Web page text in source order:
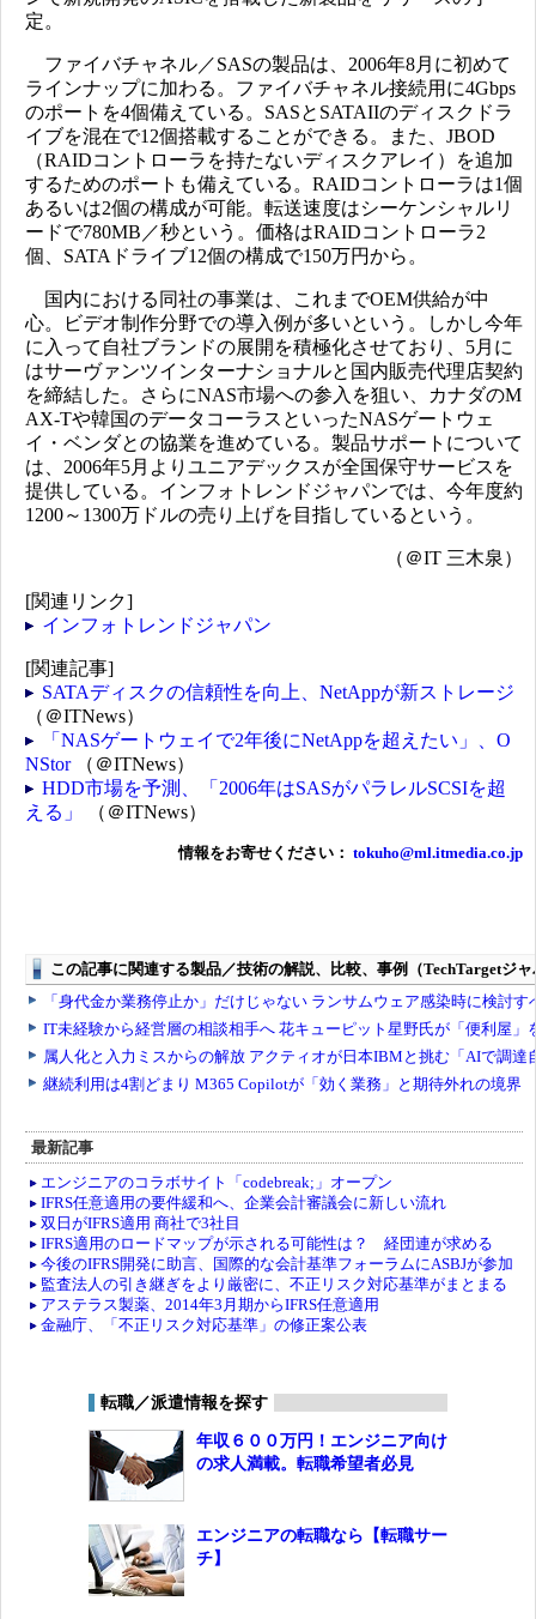
定。
ファイバチャネル／SASの製品は、2006年8月に初めて
ラインナップに加わる。ファイバチャネル接続用に4Gbps
のポートを4個備えている。SASとSATAIIのディスクドラ
イブを混在で12個搭載することができる。また、JBOD
（RAIDコントローラを持たないディスクアレイ）を追加
するためのポートも備えている。RAIDコントローラは1個
あるいは2個の構成が可能。転送速度はシーケンシャルリ
ードで780MB／秒という。価格はRAIDコントローラ2
個、SATAドライブ12個の構成で150万円から。
国内における同社の事業は、これまでOEM供給が中
心。ビデオ制作分野での導入例が多いという。しかし今年
に入って自社ブランドの展開を積極化させており、5月に
はサーヴァンツインターナショナルと国内販売代理店契約
を締結した。さらにNAS市場への参入を狙い、カナダのM
AX-Tや韓国のデータコーラスといったNASゲートウェ
イ・ベンダとの協業を進めている。製品サポートについて
は、2006年5月よりユニアデックスが全国保守サービスを
提供している。インフォトレンドジャパンでは、今年度約
1200～1300万ドルの売り上げを目指しているという。
（＠IT 三木泉）
[関連リンク]
インフォトレンドジャパン
[関連記事]
SATAディスクの信頼性を向上、NetAppが新ストレージ
（＠ITNews）
「NASゲートウェイで2年後にNetAppを超えたい」、O
NStor（＠ITNews）
HDD市場を予測、「2006年はSASがパラレルSCSIを超
える」
（＠ITNews）
情報をお寄せください： tokuho@ml.itmedia.co.jp
最新記事
エンジニアのコラボサイト「codebreak;」オープン
IFRS任意適用の要件緩和へ、企業会計審議会に新しい流れ
双日がIFRS適用 商社で3社目
IFRS適用のロードマップが示される可能性は？ 経団連が求める
今後のIFRS開発に助言、国際的な会計基準フォーラムにASBJが参加
監査法人の引き継ぎをより厳密に、不正リスク対応基準がまとまる
アステラス製薬、2014年3月期からIFRS任意適用
金融庁、「不正リスク対応基準」の修正案公表
転職／派遣情報を探す
年収６００万円！エンジニア向け
の求人満載。転職希望者必見
エンジニアの転職なら【転職サー
チ】